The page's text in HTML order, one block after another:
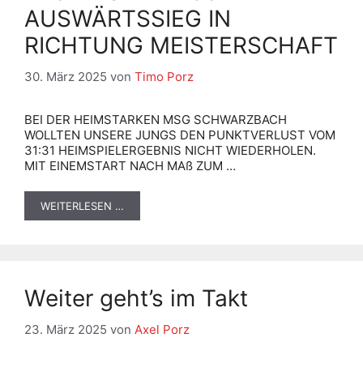
AUSWÄRTSSIEG IN
RICHTUNG MEISTERSCHAFT
30. März 2025 von Timo Porz
BEI DER HEIMSTARKEN MSG SCHWARZBACH
WOLLTEN UNSERE JUNGS DEN PUNKTVERLUST VOM
31:31 HEIMSPIELERGEBNIS NICHT WIEDERHOLEN.
MIT EINEMSTART NACH MAß ZUM …
WEITERLESEN …
Weiter geht’s im Takt
23. März 2025 von Axel Porz